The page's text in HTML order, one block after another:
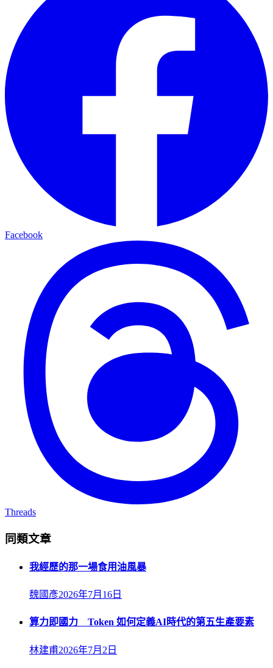
Facebook
Threads
同類文章
我經歷的那一場食用油風暴
魏國彥2026年7月16日
算力即國力 Token 如何定義AI時代的第五生產要素
林建甫2026年7月2日